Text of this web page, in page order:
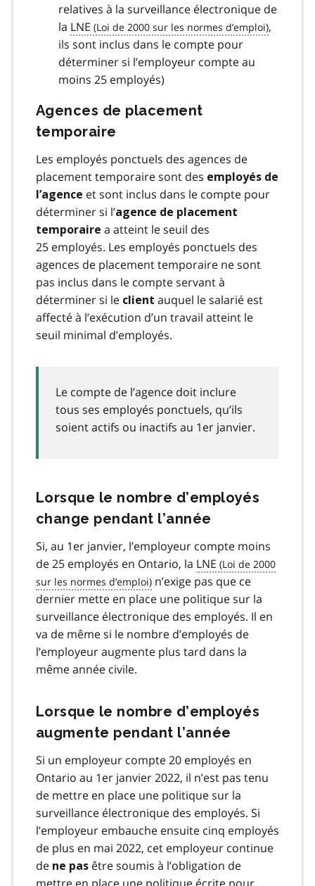
relatives à la surveillance électronique de
la LNE
,
ils sont inclus dans le compte pour
déterminer si l’employeur compte au
moins 25 employés)
Agences de placement
temporaire
Les employés ponctuels des agences de
placement temporaire sont des employés de
l’agence et sont inclus dans le compte pour
déterminer si l’agence de placement
temporaire a atteint le seuil des
25 employés. Les employés ponctuels des
agences de placement temporaire ne sont
pas inclus dans le compte servant à
déterminer si le client auquel le salarié est
affecté à l’exécution d’un travail atteint le
seuil minimal d’employés.
Le compte de l’agence doit inclure
tous ses employés ponctuels, qu’ils
soient actifs ou inactifs au 1er janvier.
Lorsque le nombre d’employés
change pendant l’année
Si, au 1er janvier, l’employeur compte moins
de 25 employés en Ontario, la LNE
n’exige pas que ce
dernier mette en place une politique sur la
surveillance électronique des employés. Il en
va de même si le nombre d’employés de
l’employeur augmente plus tard dans la
même année civile.
Lorsque le nombre d’employés
augmente pendant l’année
Si un employeur compte 20 employés en
Ontario au 1er janvier 2022, il n’est pas tenu
de mettre en place une politique sur la
surveillance électronique des employés. Si
l’employeur embauche ensuite cinq employés
de plus en mai 2022, cet employeur continue
de ne pas être soumis à l’obligation de
mettre en place une politique écrite pour